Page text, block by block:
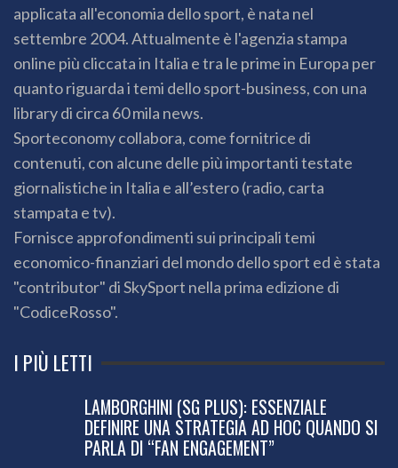
applicata all'economia dello sport, è nata nel
settembre 2004. Attualmente è l'agenzia stampa
online più cliccata in Italia e tra le prime in Europa per
quanto riguarda i temi dello sport-business, con una
library di circa 60 mila news.
Sporteconomy collabora, come fornitrice di
contenuti, con alcune delle più importanti testate
giornalistiche in Italia e all’estero (radio, carta
stampata e tv).
Fornisce approfondimenti sui principali temi
economico-finanziari del mondo dello sport ed è stata
"contributor" di SkySport nella prima edizione di
"CodiceRosso".
I PIÙ LETTI
LAMBORGHINI (SG PLUS): ESSENZIALE
DEFINIRE UNA STRATEGIA AD HOC QUANDO SI
PARLA DI “FAN ENGAGEMENT”